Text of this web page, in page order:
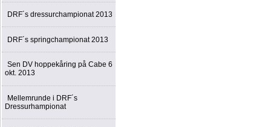
DRF´s dressurchampionat 2013
DRF´s springchampionat 2013
Sen DV hoppekåring på Cabe 6
okt. 2013
Mellemrunde i DRF´s
Dressurhampionat